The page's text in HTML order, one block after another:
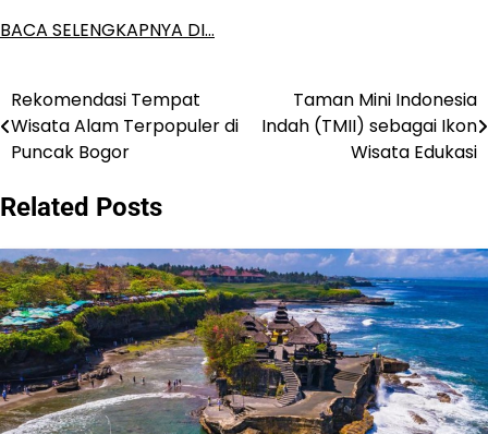
BACA SELENGKAPNYA DI…
Post
navigation
Rekomendasi Tempat
Wisata Alam Terpopuler di
Puncak Bogor
Taman Mini Indonesia
Indah (TMII) sebagai Ikon
Wisata Edukasi
Related Posts